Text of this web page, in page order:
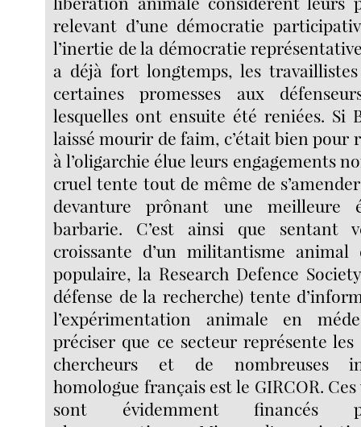
relevant d’une démocratie
l’inertie de la démocratie
a déjà fort longtemps, les
certaines promesses aux
lesquelles ont ensuite été reniées. Si
laissé mourir de faim, c’était bien pour
à l’oligarchie élue leurs engagements
cruel tente tout de même de
devanture prônant une meilleure
barbarie. C’est ainsi que sentant
croissante d’un militantisme
populaire, la Research Defence
défense de la recherche) tente
l’expérimentation animale en
préciser que ce secteur représente
chercheurs et de nombreuses
homologue français est le GIRCOR.
sont évidemment financés